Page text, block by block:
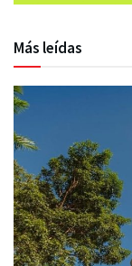
Más leídas